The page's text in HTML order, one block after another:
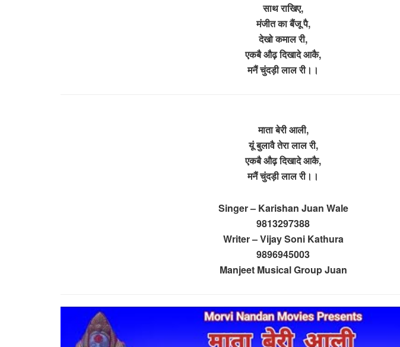
साथ राखिए,
मंजीत का बैंजू पै,
देखो कमाल री,
एकबै औढ़ दिखादे आकै,
मनैं चुंदड़ी लाल री।।
माता बेरी आली,
यूं बुलावै तेरा लाल री,
एकबै औढ़ दिखादे आकै,
मनैं चुंदड़ी लाल री।।
Singer – Karishan Juan Wale
9813297388
Writer – Vijay Soni Kathura
9896945003
Manjeet Musical Group Juan